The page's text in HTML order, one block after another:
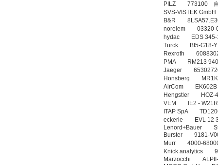
PILZ 773100 自
SVS-VISTEK
B&R
norelem 03320-
hydac EDS 345-
Turck BI5-G18-
Rexroth
PMA RM213
Jaeger
Honsberg MR1K-
AirCom EK602B
Hengstler HOZ-
VEM IE2 - W21R
ITAP SpA
eckerle EVL 12
Lenord+Bauer
Burster 9181-
Murr 4000-
Knick analytics
Marzocchi